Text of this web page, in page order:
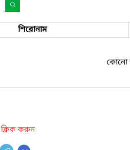
শিরোনাম
কোনো
ক্লিক করুন